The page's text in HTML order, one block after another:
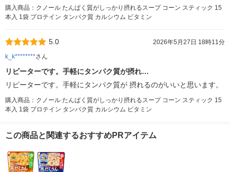
購入商品：クノール たんぱく質がしっかり摂れるスープ コーン スティック 15
本入 1袋 プロテイン タンパク質 カルシウム ビタミン
5.0
2026年5月27日 18時11分
k_k********さん
リピーターです。手軽にタンパク質が摂れ…
リピーターです。手軽にタンパク質が 摂れるのがいいと思います。
購入商品：クノール たんぱく質がしっかり摂れるスープ コーン スティック 15
本入 1袋 プロテイン タンパク質 カルシウム ビタミン
この商品と関連するおすすめPRアイテム